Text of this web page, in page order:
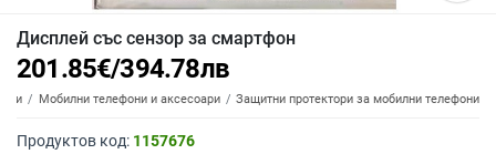
Дисплей със сензор за смартфон
201.85€/394.78лв
Мобилни телефони и аксесоари Защитни протектори за мобилни телефони
Продуктов код: 1157676